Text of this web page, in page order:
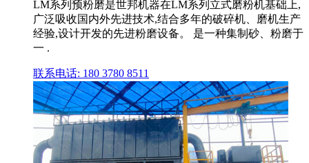
LM系列预粉磨是世邦机器在LM系列立式磨粉机基础上,
广泛吸收国内外先进技术,结合多年的破碎机、磨机生产
经验,设计开发的先进粉磨设备。 是一种集制砂、粉磨于
一 .
联系电话: 180 3780 8511